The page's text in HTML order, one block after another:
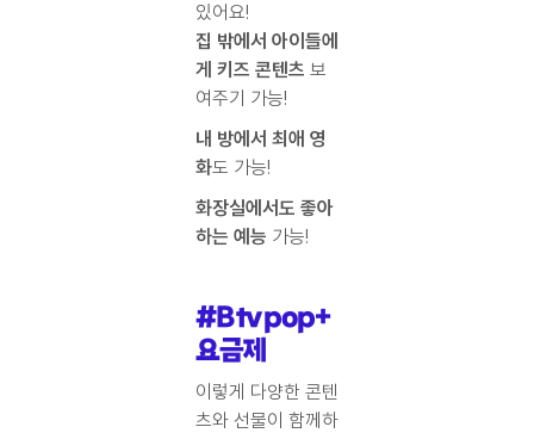
있어요!
집 밖에서 아이들에
게 키즈 콘텐츠 보
여주기 가능!
내 방에서 최애 영
화도 가능!
화장실에서도 좋아
하는 예능 가능!
#B tv pop+
요금제
이렇게 다양한 콘텐
츠와 선물이 함께하